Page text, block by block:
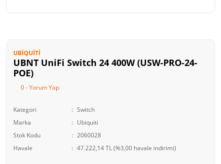
UBIQUITI
UBNT UniFi Switch 24 400W (USW-PRO-24-
POE)
0 - Yorum Yap
Kategori
Switch
Marka
Ubiquiti
Stok Kodu
2060028
Havale
47.222,14 TL (%3,00 havale indirimi)